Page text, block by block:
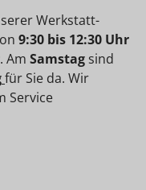
Werkstatt-
9:30 bis 12:30 Uhr
. Am Samstag sind
für Sie da. Wir
Service